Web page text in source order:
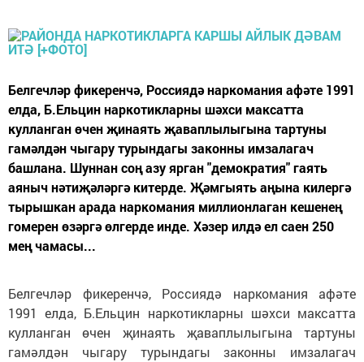
Белгечләр фикеренчә, Россиядә наркомания афәте 1991
елда, Б.Ельцин наркотикларны шәхси максатта
кулланган өчен җинаять җаваплылыгына тартуны
гамәлдән чыгару турындагы законны имзалагач
башлана. Шуннан соң азу ярган "демократия" гаять
аяныч нәтиҗәләргә китерде. Җәмгыять аңына килергә
тырышкан арада наркомания миллионлаган кешенең
гомерен өзәргә өлгерде инде. Хәзер илдә ел саен 250
мең чамасы...
Белгечләр фикеренчә, Россиядә наркомания афәте
1991 елда, Б.Ельцин наркотикларны шәхси максатта
кулланган өчен җинаять җаваплылыгына тартуны
гамәлдән чыгару турындагы законны имзалагач